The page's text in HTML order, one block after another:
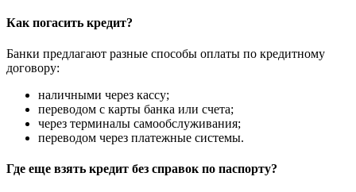
Как погасить кредит?
Банки предлагают разные способы оплаты по кредитному
договору:
наличными через кассу;
переводом с карты банка или счета;
через терминалы самообслуживания;
переводом через платежные системы.
Где еще взять кредит без справок по паспорту?